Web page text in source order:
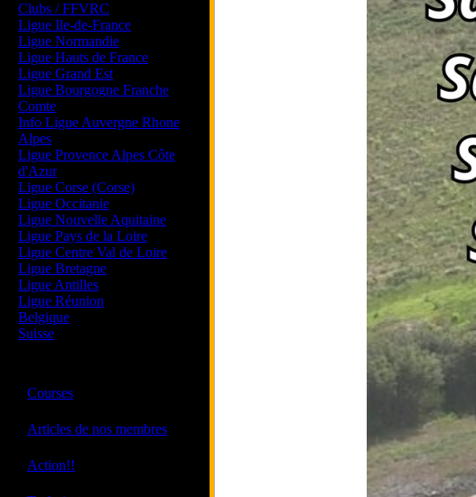
Clubs / FFVRC
Ligue Ile-de-France
Ligue Normandie
Ligue Hauts de France
Ligue Grand Est
Ligue Bourgogne Franche
Comte
Info Ligue Auvergne Rhone
Alpes
Ligue Provence Alpes Côte
d'Azur
Ligue Corse (Corse)
Ligue Occitanie
Ligue Nouvelle Aquitaine
Ligue Pays de la Loire
Ligue Centre Val de Loire
Ligue Bretagne
Ligue Antilles
Ligue Réunion
Belgique
Suisse
Courses
Articles de nos membres
Action!!